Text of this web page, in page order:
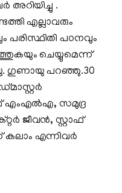
അറിയിച്ചു .
എല്ലാവരും
പഠനവും
ചെയ്യുമെന്ന്
ഗുണായു പറഞ്ഞു.30
എംഎല്‍എ, സമുദ്ര
ജീവന്‍, സ്റ്റാഫ്
എന്നിവര്‍